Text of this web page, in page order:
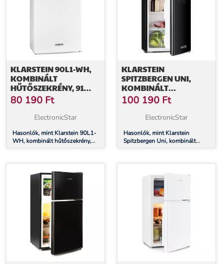
KLARSTEIN 90L1-WH,
KOMBINÁLT
HŰTŐSZEKRÉNY, 91
LITER, E
ENERGIAHATÉKONYSÁGI
OSZTÁLY
80 190 Ft
ElectronicStar
Hasonlók, mint Klarstein 90L1-
WH, kombinált hűtőszekrény,
91 liter, E energiahatékonysági
KLARSTEIN
SPITZBERGEN UNI,
KOMBINÁLT
HŰTŐSZEKRÉNY, 91
LITER, E
ENERGIAHATÉKONYSÁGI
100 190 Ft
ElectronicStar
Hasonlók, mint Klarstein
Spitzbergen Uni, kombinált
hűtőszekrény, 91 liter, E
fekete